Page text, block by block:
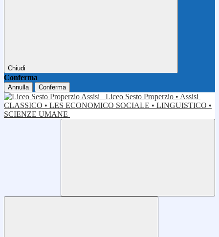
Chiudi
Conferma
Annulla Conferma
Liceo Sesto Properzio • Assisi
CLASSICO • LES ECONOMICO SOCIALE • LINGUISTICO •
SCIENZE UMANE